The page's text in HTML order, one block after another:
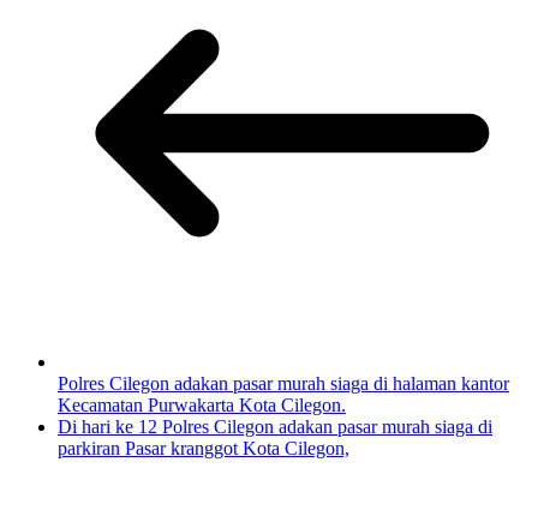
Polres Cilegon adakan pasar murah siaga di halaman kantor
Kecamatan Purwakarta Kota Cilegon.
Di hari ke 12 Polres Cilegon adakan pasar murah siaga di
parkiran Pasar kranggot Kota Cilegon,